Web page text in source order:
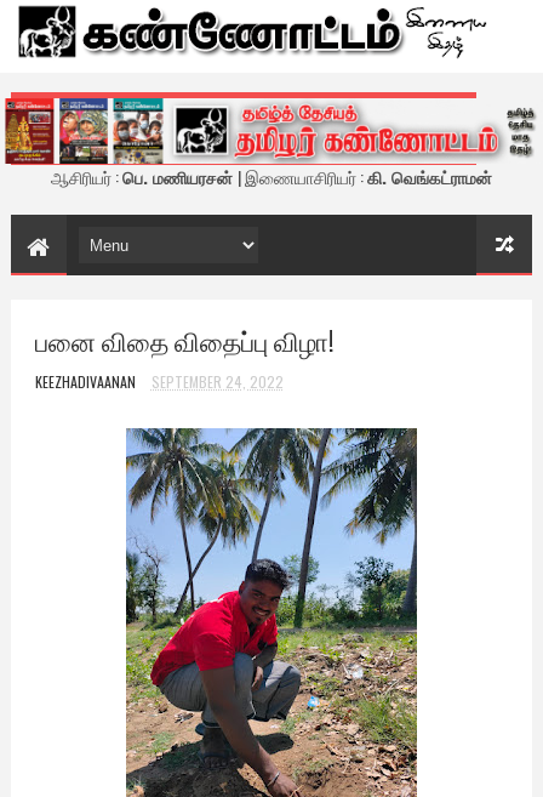
கண்ணோட்டம் - இணைய இதழ்
ஆசிரியர் :பெ. மணியரசன் | இணையாசிரியர் :கி. வெங்கட்ராமன்
பனை விதை விதைப்பு விழா!
KEEZHADIVAANAN SEPTEMBER 24, 2022